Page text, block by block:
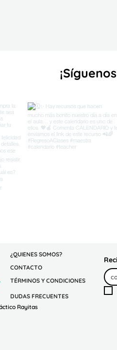
Rayitas
TÉRMINOS Y CONDICIONES
CONTACTO
DUDAS FRECUENTES
¿QUIENES SOMOS?